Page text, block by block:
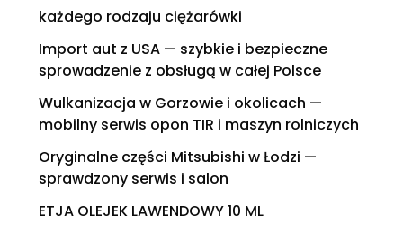
każdego rodzaju ciężarówki
Import aut z USA — szybkie i bezpieczne
sprowadzenie z obsługą w całej Polsce
Wulkanizacja w Gorzowie i okolicach —
mobilny serwis opon TIR i maszyn rolniczych
Oryginalne części Mitsubishi w Łodzi —
sprawdzony serwis i salon
ETJA OLEJEK LAWENDOWY 10 ML